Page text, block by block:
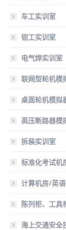
车工实训室
钳工实训室
电气焊实训室
联网型轮机模
桌面轮机模拟
高压断路器模
拆装实训室
标准化考试机
计算机房/英
陈列柜、工具
海上交通安全